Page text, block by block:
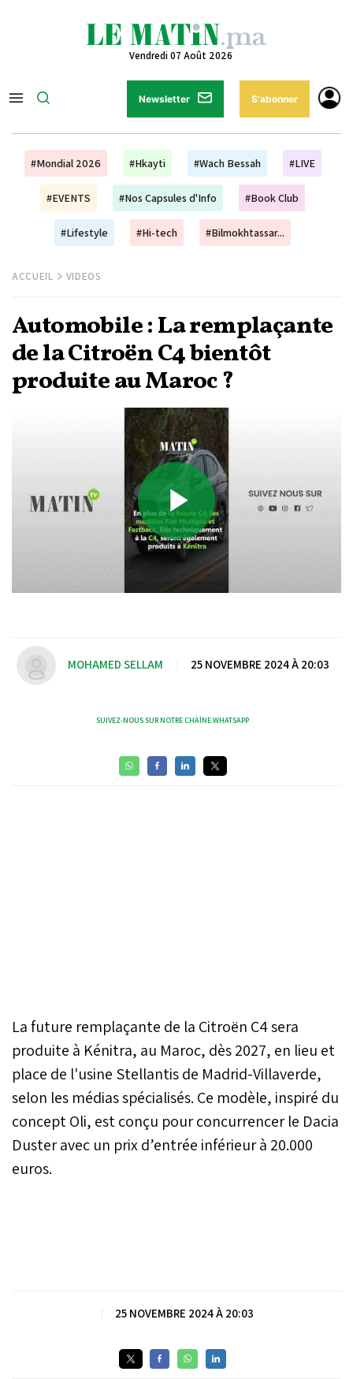
Vendredi 07 Août 2026
Newsletter S'abonner
#Mondial 2026 #Hkayti #Wach Bessah #LIVE
#EVENTS #Nos Capsules d'Info #Book Club
#Lifestyle #Hi-tech #Bilmokhtassar...
ACCUEIL VIDEOS
Automobile : La remplaçante
de la Citroën C4 bientôt
produite au Maroc ?
Play
MOHAMED SELLAM 25 NOVEMBRE 2024 À 20:03
SUIVEZ-NOUS SUR NOTRE CHAÎNE WHATSAPP
La future remplaçante de la Citroën C4 sera
produite à Kénitra, au Maroc, dès 2027, en lieu et
place de l'usine Stellantis de Madrid-Villaverde,
selon les médias spécialisés. Ce modèle, inspiré du
concept Oli, est conçu pour concurrencer le Dacia
Duster avec un prix d’entrée inférieur à 20.000
euros.
25 NOVEMBRE 2024 À 20:03